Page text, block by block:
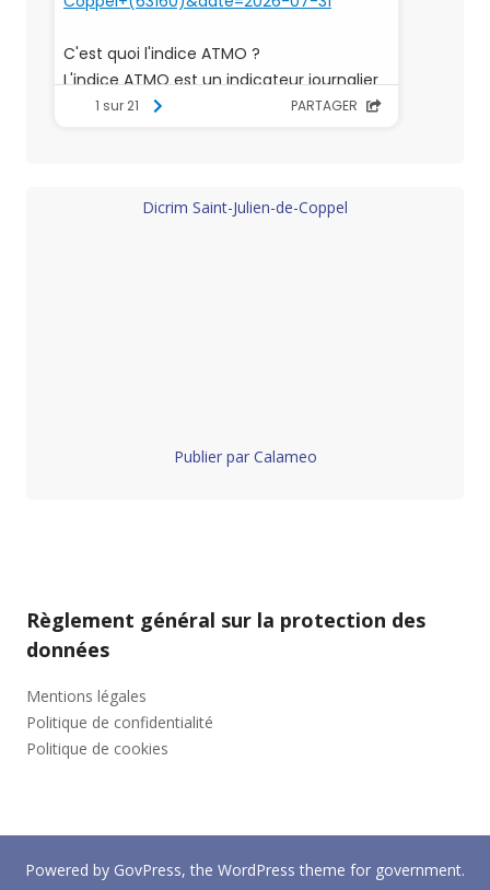
Dicrim Saint-Julien-de-Coppel
Publier par Calameo
Règlement général sur la protection des
données
Mentions légales
Politique de confidentialité
Politique de cookies
Powered by GovPress, the WordPress theme for government.